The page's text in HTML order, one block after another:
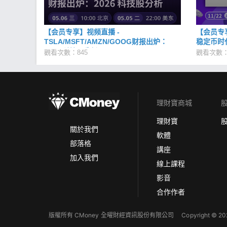
【会员专享】视频直播 -
TSLA/MSFT/AMZN/GOOG财报出炉：
2026 科技股分析
觀看次數：845
【会员
稳定币时
觀看次數
關於我們
部落格
加入我們
理財寶商城
理財寶
軟體
講座
線上課程
影音
合作作者
版權所有 CMoney 全曜財經資訊股份有限公司Copyright ©